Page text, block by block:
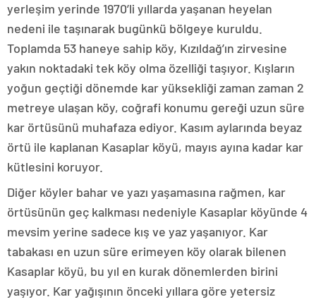
yerleşim yerinde 1970’li yıllarda yaşanan heyelan
nedeni ile taşınarak bugünkü bölgeye kuruldu.
Toplamda 53 haneye sahip köy, Kızıldağ’ın zirvesine
yakın noktadaki tek köy olma özelliği taşıyor. Kışların
yoğun geçtiği dönemde kar yüksekliği zaman zaman 2
metreye ulaşan köy, coğrafi konumu gereği uzun süre
kar örtüsünü muhafaza ediyor. Kasım aylarında beyaz
örtü ile kaplanan Kasaplar köyü, mayıs ayına kadar kar
kütlesini koruyor.
Diğer köyler bahar ve yazı yaşamasına rağmen, kar
örtüsünün geç kalkması nedeniyle Kasaplar köyünde 4
mevsim yerine sadece kış ve yaz yaşanıyor. Kar
tabakası en uzun süre erimeyen köy olarak bilenen
Kasaplar köyü, bu yıl en kurak dönemlerden birini
yaşıyor. Kar yağışının önceki yıllara göre yetersiz